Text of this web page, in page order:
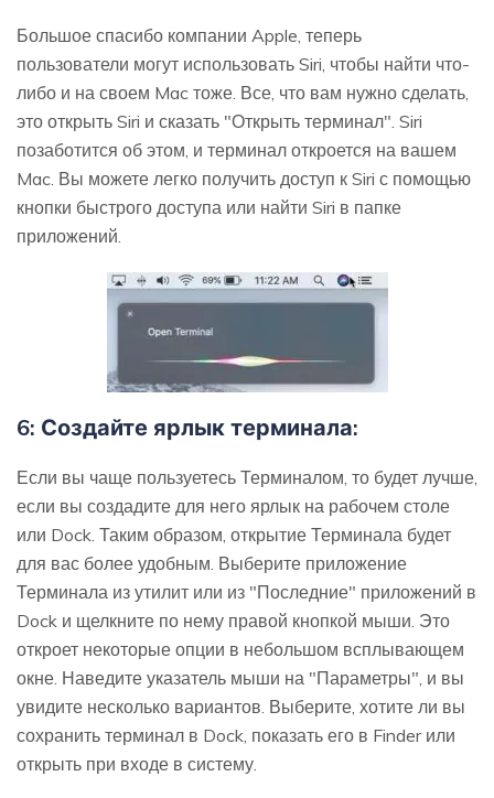
Большое спасибо компании Apple, теперь
пользователи могут использовать Siri, чтобы найти что-
либо и на своем Mac тоже. Все, что вам нужно сделать,
это открыть Siri и сказать "Открыть терминал". Siri
позаботится об этом, и терминал откроется на вашем
Mac. Вы можете легко получить доступ к Siri с помощью
кнопки быстрого доступа или найти Siri в папке
приложений.
6: Создайте ярлык терминала:
Если вы чаще пользуетесь Терминалом, то будет лучше,
если вы создадите для него ярлык на рабочем столе
или Dock. Таким образом, открытие Терминала будет
для вас более удобным. Выберите приложение
Терминала из утилит или из "Последние" приложений в
Dock и щелкните по нему правой кнопкой мыши. Это
откроет некоторые опции в небольшом всплывающем
окне. Наведите указатель мыши на "Параметры", и вы
увидите несколько вариантов. Выберите, хотите ли вы
сохранить терминал в Dock, показать его в Finder или
открыть при входе в систему.